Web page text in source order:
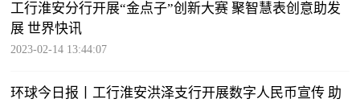
工行淮安分行开展“金点子”创新大赛 聚智慧表创意助发
展 世界快讯
2023-02-14 13:44:07
环球今日报丨工行淮安洪泽支行开展数字人民币宣传 助